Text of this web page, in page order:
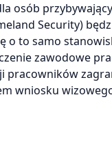
osób
Security)
to samo
zawodowe
wniosku